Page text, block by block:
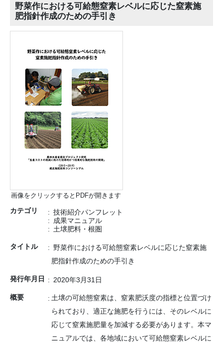
野菜作における可給態窒素レベルに応じた窒素施
肥指針作成のための手引き
画像をクリックするとPDFが開きます
カテゴリ
技術紹介パンフレット
成果マニュアル
土壌肥料・根圏
タイトル
野菜作における可給態窒素レベルに応じた窒素施
肥指針作成のための手引き
発行年月日 2020年3月31日
概要
土壌の可給態窒素は、窒素肥沃度の指標と位置づけ
られており、適正な施肥を行うには、そのレベルに
応じて窒素施肥量を加減する必要があります。本マ
ニュアルでは、各地域において可給態窒素レベルに